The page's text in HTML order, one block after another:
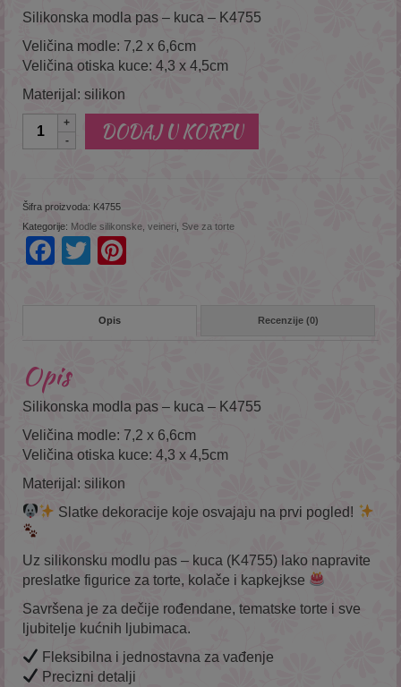
Silikonska modla pas – kuca – K4755
Veličina modle: 7,2 x 6,6cm
Veličina otiska kuce: 4,3 x 4,5cm
Materijal: silikon
Količina
DODAJ U KORPU
Šifra proizvoda: K4755
Kategorije: Modle silikonske, veineri Sve za torte
Facebook
Twitter
Opis Recenzije (0)
Opis
Silikonska modla pas – kuca – K4755
Veličina modle: 7,2 x 6,6cm
Veličina otiska kuce: 4,3 x 4,5cm
Materijal: silikon
Slatke dekoracije koje osvajaju na prvi pogled!
Uz silikonsku modlu pas – kuca (K4755) lako napravite
preslatke figurice za torte, kolače i kapkejkse
Savršena je za dečije rođendane, tematske torte i sve
ljubitelje kućnih ljubimaca.
Fleksibilna i jednostavna za vađenje
Precizni detalji